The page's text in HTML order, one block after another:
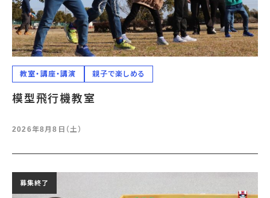
教室・講座・講演 親子で楽しめる
模型飛行機教室
2026年8月8日（土）
募集終了